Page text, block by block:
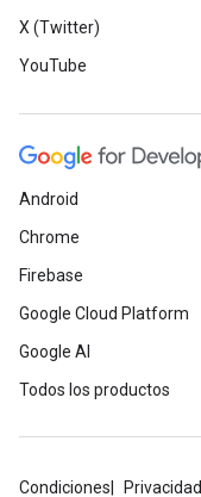
X (Twitter)
YouTube
Android
Chrome
Firebase
Google Cloud Platform
Google AI
Todos los productos
Condiciones Privacidad